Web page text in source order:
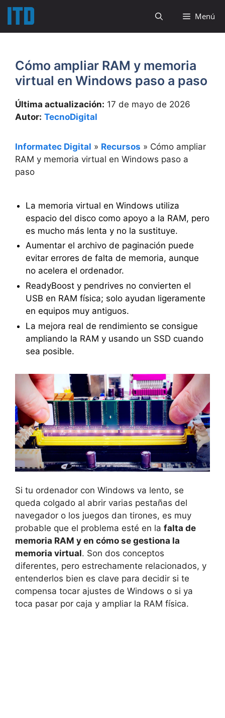
Saltar
contenido
Menú
Cómo ampliar RAM y memoria
virtual en Windows paso a paso
Última actualización: 17 de mayo de 2026
Autor: TecnoDigital
Informatec Digital » Recursos » Cómo ampliar
RAM y memoria virtual en Windows paso a
paso
La memoria virtual en Windows utiliza
espacio del disco como apoyo a la RAM, pero
es mucho más lenta y no la sustituye.
Aumentar el archivo de paginación puede
evitar errores de falta de memoria, aunque
no acelera el ordenador.
ReadyBoost y pendrives no convierten el
USB en RAM física; solo ayudan ligeramente
en equipos muy antiguos.
La mejora real de rendimiento se consigue
ampliando la RAM y usando un SSD cuando
sea posible.
Si tu ordenador con Windows va lento, se
queda colgado al abrir varias pestañas del
navegador o los juegos dan tirones, es muy
probable que el problema esté en la falta de
memoria RAM y en cómo se gestiona la
memoria virtual. Son dos conceptos
diferentes, pero estrechamente relacionados, y
entenderlos bien es clave para decidir si te
compensa tocar ajustes de Windows o si ya
toca pasar por caja y ampliar la RAM física.